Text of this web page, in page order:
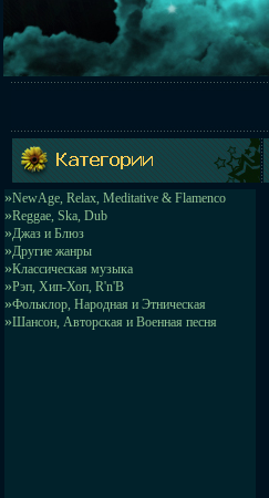
»NewAge, Relax, Meditative & Flamenco
»Reggae, Ska, Dub
»Джаз и Блюз
»Другие жанры
»Классическая музыка
»Рэп, Хип-Хоп, R'n'B
»Фольклор, Народная и Этническая
»Шансон, Авторская и Военная песня